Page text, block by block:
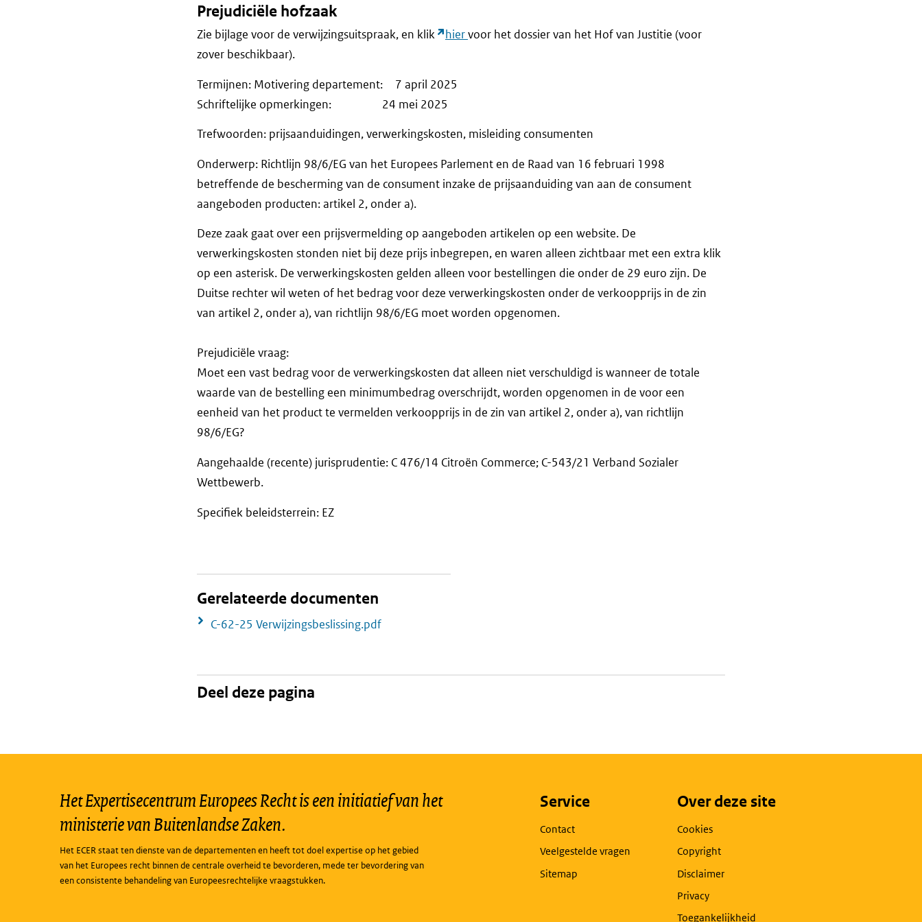
Prejudiciële hofzaak
Zie bijlage voor de verwijzingsuitspraak, en klik hiervoor het dossier van het Hof van Justitie (voor
zover beschikbaar).
Termijnen: Motivering departement: 7 april 2025
Schriftelijke opmerkingen: 24 mei 2025
Trefwoorden: prijsaanduidingen, verwerkingskosten, misleiding consumenten
Onderwerp: Richtlijn 98/6/EG van het Europees Parlement en de Raad van 16 februari 1998
betreffende de bescherming van de consument inzake de prijsaanduiding van aan de consument
aangeboden producten: artikel 2, onder a).
Deze zaak gaat over een prijsvermelding op aangeboden artikelen op een website. De
verwerkingskosten stonden niet bij deze prijs inbegrepen, en waren alleen zichtbaar met een extra klik
op een asterisk. De verwerkingskosten gelden alleen voor bestellingen die onder de 29 euro zijn. De
Duitse rechter wil weten of het bedrag voor deze verwerkingskosten onder de verkoopprijs in de zin
van artikel 2, onder a), van richtlijn 98/6/EG moet worden opgenomen.
Prejudiciële vraag:
Moet een vast bedrag voor de verwerkingskosten dat alleen niet verschuldigd is wanneer de totale
waarde van de bestelling een minimumbedrag overschrijdt, worden opgenomen in de voor een
eenheid van het product te vermelden verkoopprijs in de zin van artikel 2, onder a), van richtlijn
98/6/EG?
Aangehaalde (recente) jurisprudentie: C 476/14 Citroën Commerce; C-543/21 Verband Sozialer
Wettbewerb.
Specifiek beleidsterrein: EZ
Gerelateerde documenten
C-62-25 Verwijzingsbeslissing.pdf
Deel deze pagina
Het Expertisecentrum Europees Recht is een initiatief van het
ministerie van Buitenlandse Zaken.
Het ECER staat ten dienste van de departementen en heeft tot doel expertise op het gebied
van het Europees recht binnen de centrale overheid te bevorderen, mede ter bevordering van
een consistente behandeling van Europeesrechtelijke vraagstukken.
Service
Contact
Veelgestelde vragen
Sitemap
Over deze site
Cookies
Copyright
Disclaimer
Privacy
Toegankelijkheid